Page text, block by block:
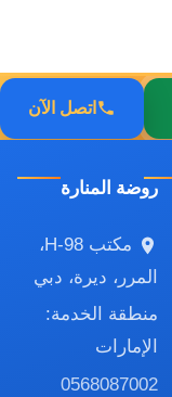
اتصل الآن
روضة المنارة
مكتب H-98،
المرر، ديرة، دبي
منطقة الخدمة:
الإمارات
0568087002